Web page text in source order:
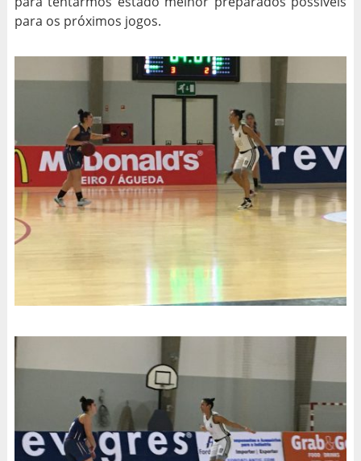
para os próximos jogos.